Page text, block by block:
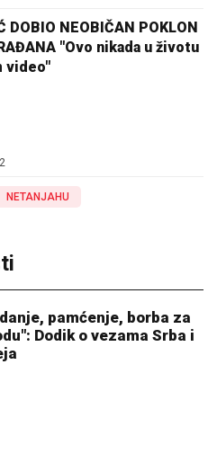
DOBIO NEOBIČAN POKLON
"Ovo nikada u životu
video"
NETANJAHU
pamćenje, borba za
Dodik o vezama Srba i